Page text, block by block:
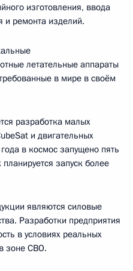
изготовления, ввода
и ремонта изделий.
летательные аппараты
в мире в своём
разработка малых
и двигательных
в космос запущено пять
запуск более
являются силовые
Разработки предприятия
в условиях реальных
зоне СВО.